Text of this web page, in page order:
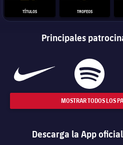
TÍTULOS TROFEOS
Principales
MOSTRAR TODOS LOS
Descarga la App